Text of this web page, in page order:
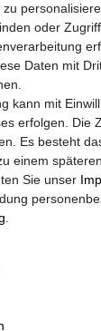
oder
Daten mit
kann mit
erfolgen. Die
Es besteht
einem
Sie unser